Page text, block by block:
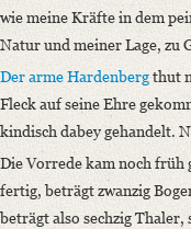
wie meine Kräfte in dem
Natur und meiner Lage, zu
Der arme Hardenbergthut
Fleck auf seine Ehre
kindisch dabey gehandelt.
Die Vorrede kam noch früh
fertig, beträgt zwanzig
beträgt also sechzig